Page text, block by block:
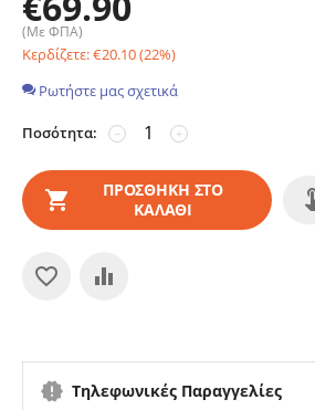
(Με ΦΠΑ)
Κερδίζετε:€20.10(22%)
Ρωτήστε μας σχετικά
Ποσότητα: +
−
ΠΡΟΣΘΉΚΗ ΣΤΟ
ΚΑΛΆΘΙ
Τηλεφωνικές Παραγγελίες